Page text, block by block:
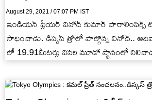
August 29, 2021 / 07:07 PM IST
ఇండియన్ ప్లేయర్ వినోద్ కుమార్ పారాలింపిక్స్
సాధించాడు. డిస్కస్ త్రోలో పాల్గొన్న వినోద్..
లో 19.91మీటర్లు విసిరి మూడో స్థానంలో